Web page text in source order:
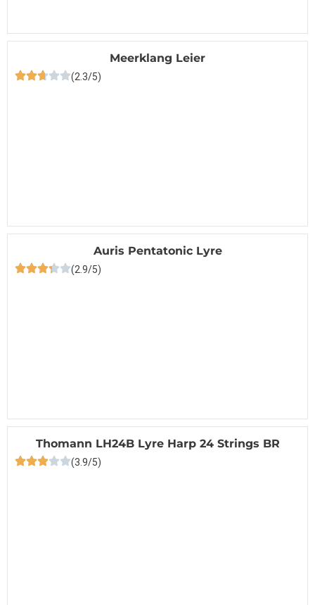
Meerklang Leier
(2.3/5)
Auris Pentatonic Lyre
(2.9/5)
Thomann LH24B Lyre Harp 24 Strings BR
(3.9/5)